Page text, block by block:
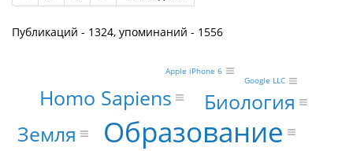
Публикаций - 1324, упоминаний - 1556
Образование
Биология
Homo Sapiens
Земля
Google LLC
Apple iPhone 6